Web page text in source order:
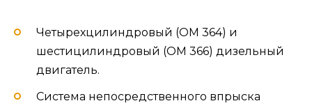
Четырехцилиндровый (OM 364) и
шестицилиндровый (OM 366) дизельный
двигатель.
Система непосредственного впрыска